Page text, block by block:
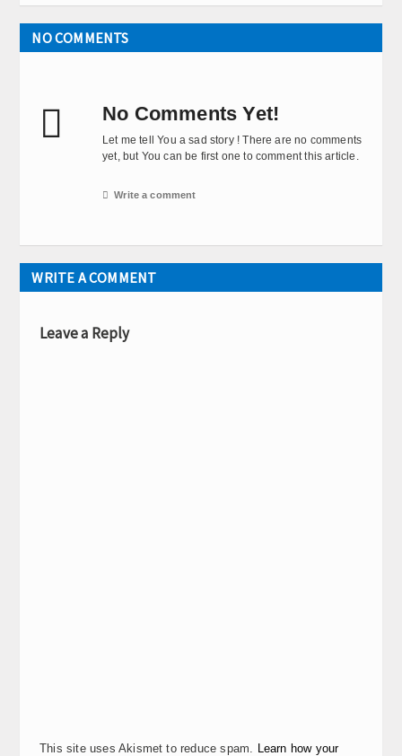
NO COMMENTS
 No Comments Yet!
Let me tell You a sad story ! There are no comments
yet, but You can be first one to comment this article.
 Write a comment
WRITE A COMMENT
Leave a Reply
This site uses Akismet to reduce spam. Learn how your